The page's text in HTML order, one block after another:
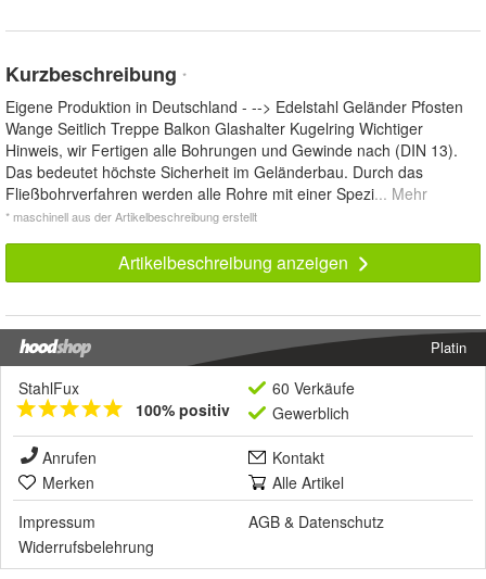
Kurzbeschreibung *
Eigene Produktion in Deutschland - --> Edelstahl Geländer Pfosten
Wange Seitlich Treppe Balkon Glashalter Kugelring Wichtiger
Hinweis, wir Fertigen alle Bohrungen und Gewinde nach (DIN 13).
Das bedeutet höchste Sicherheit im Geländerbau. Durch das
Fließbohrverfahren werden alle Rohre mit einer Spezi... Mehr
* maschinell aus der Artikelbeschreibung erstellt
Artikelbeschreibung anzeigen
Platin
StahlFux
100% positiv
60 Verkäufe
Gewerblich
Anrufen
Kontakt
Merken
Alle Artikel
Impressum
AGB & Datenschutz
Widerrufsbelehrung